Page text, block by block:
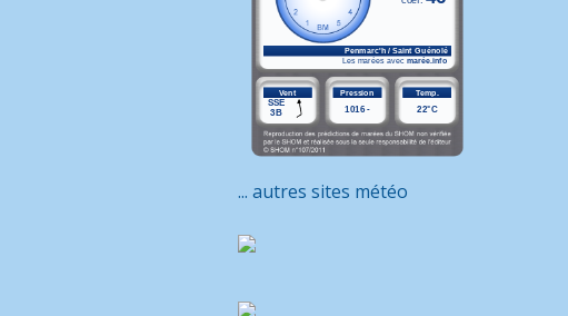
... autres sites météo